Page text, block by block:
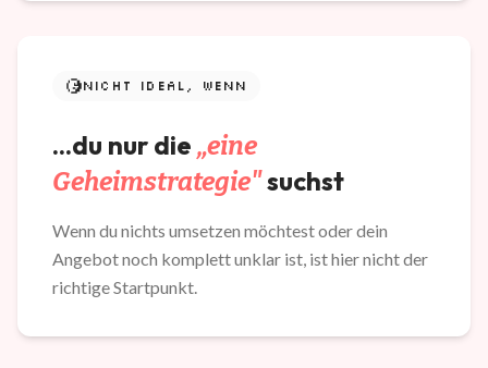
NICHT IDEAL, WENN
...du nur die „eine
Geheimstrategie"suchst
Wenn du nichts umsetzen möchtest oder dein
Angebot noch komplett unklar ist, ist hier nicht der
richtige Startpunkt.